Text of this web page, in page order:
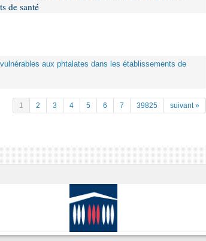
de santé
aux phtalates dans les établissements de
1 2 3 4 5 6 7 39825 suivant »